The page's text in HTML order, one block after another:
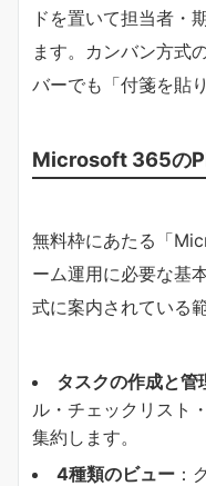
ドを置いて担当者・
ます。カンバン方式
バーでも「付箋を貼
Microsoft 365の
無料枠にあたる「
ーム運用に必要な基
式に案内されている
タスクの作成と管
ル・チェックリスト
集約します。
4種類のビュー​ ：